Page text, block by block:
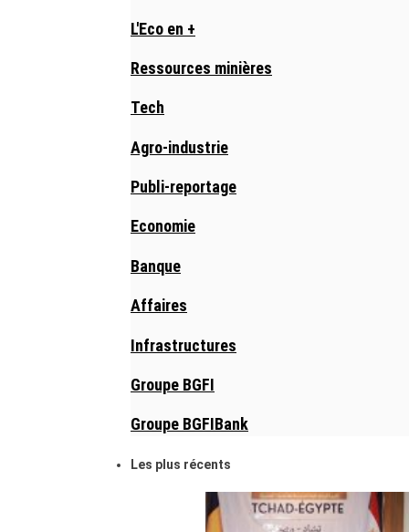
L'Eco en +
Ressources minières
Tech
Agro-industrie
Publi-reportage
Economie
Banque
Affaires
Infrastructures
Groupe BGFI
Groupe BGFIBank
Les plus récents